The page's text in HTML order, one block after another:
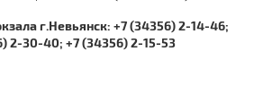
г.Невьянск: +7 (34356) 2-14-46;
2-30-40; +7 (34356) 2-15-53